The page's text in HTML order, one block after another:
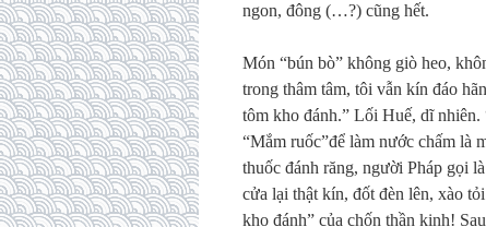
ngon, đông (…?) cũng hết.
Món “bún bò” không giò heo,
trong thâm tâm, tôi vẫn kín đáo
tôm kho đánh.” Lối Huế, dĩ nhiên.
“Mắm ruốc”để làm nước chấm là
thuốc đánh răng, người Pháp gọi
cửa lại thật kín, đốt đèn lên, xào
kho đánh” của chốn thần kinh!